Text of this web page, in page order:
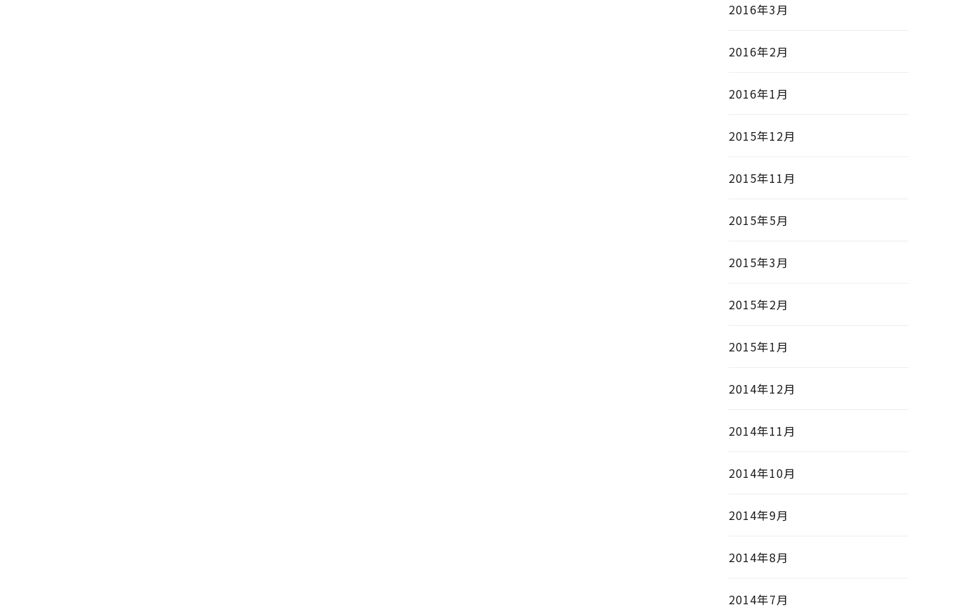
2016年3月
2016年2月
2016年1月
2015年12月
2015年11月
2015年5月
2015年3月
2015年2月
2015年1月
2014年12月
2014年11月
2014年10月
2014年9月
2014年8月
2014年7月